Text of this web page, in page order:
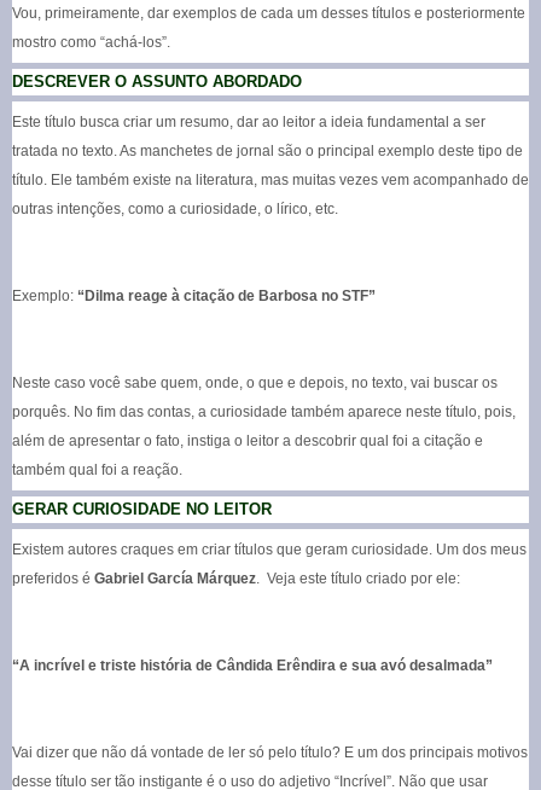
Vou, primeiramente, dar exemplos de cada um desses títulos e posteriormente
mostro como “achá-los”.
DESCREVER O ASSUNTO ABORDADO
Este título busca criar um resumo, dar ao leitor a ideia fundamental a ser
tratada no texto. As manchetes de jornal são o principal exemplo deste tipo de
título. Ele também existe na literatura, mas muitas vezes vem acompanhado de
outras intenções, como a curiosidade, o lírico, etc.
Exemplo: “Dilma reage à citação de Barbosa no STF”
Neste caso você sabe quem, onde, o que e depois, no texto, vai buscar os
porquês. No fim das contas, a curiosidade também aparece neste título, pois,
além de apresentar o fato, instiga o leitor a descobrir qual foi a citação e
também qual foi a reação.
GERAR CURIOSIDADE NO LEITOR
Existem autores craques em criar títulos que geram curiosidade. Um dos meus
preferidos é Gabriel García Márquez . Veja este título criado por ele:
“A incrível e triste história de Cândida Erêndira e sua avó desalmada”
Vai dizer que não dá vontade de ler só pelo título? E um dos principais motivos
desse título ser tão instigante é o uso do adjetivo “Incrível”. Não que usar